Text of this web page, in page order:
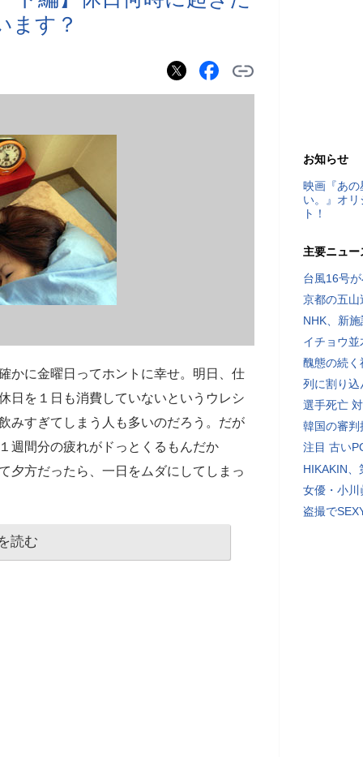
ます？
かに金曜日ってホントに幸せ。明日、仕
日を１日も消費していないというウレシ
みすぎてしまう人も多いのだろう。だが
週間分の疲れがドっとくるもんだか
夕方だったら、一日をムダにしてしまっ
読む
お知らせ
映画『あの
い。』オ
ト！
主要ニュー
台風16号
京都の五山
NHK、新
イチョウ
醜態の続く
列に割り込
選手死亡
韓国の審判
注目 古い
HIKAKIN
女優・小
盗撮で